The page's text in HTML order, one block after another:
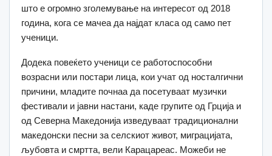
што е огромно зголемување на интересот од 2018
година, кога се мачеа да најдат класа од само пет
ученици.
Додека повеќето ученици се работоспособни
возрасни или постари лица, кои учат од носталгични
причини, младите почнаа да посетуваат музички
фестивали и јавни настани, каде групите од Грција и
од Северна Македонија изведуваат традиционални
македонски песни за селскиот живот, миграцијата,
љубовта и смртта, вели Карацареас. Можеби не